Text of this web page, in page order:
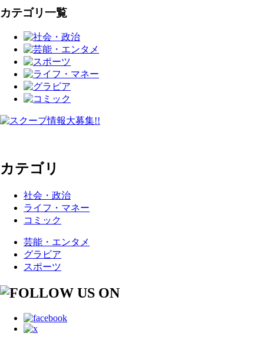
カテゴリ一覧
カテゴリ
社会・政治
ライフ・マネー
コミック
芸能・エンタメ
グラビア
スポーツ